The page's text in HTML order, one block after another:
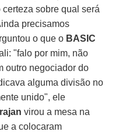
sobre qual será
precisamos
o que o BASIC
"falo por mim, não
outro negociador do
alguma divisão no
unido", ele
virou a mesa na
a colocaram